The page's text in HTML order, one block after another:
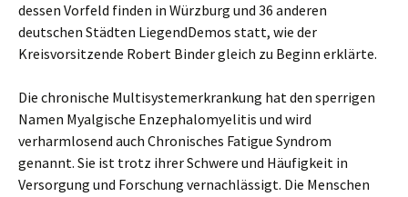
dessen Vorfeld finden in Würzburg und 36 anderen
deutschen Städten LiegendDemos statt, wie der
Kreisvorsitzende Robert Binder gleich zu Beginn erklärte.
Die chronische Multisystemerkrankung hat den sperrigen
Namen Myalgische Enzephalomyelitis und wird
verharmlosend auch Chronisches Fatigue Syndrom
genannt. Sie ist trotz ihrer Schwere und Häufigkeit in
Versorgung und Forschung vernachlässigt. Die Menschen